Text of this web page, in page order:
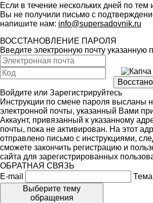
Если в течение нескольких дней по
Вы не получили письмо с
напишите нам: info@supersadovnik.ru
ВОССТАНОВЛЕНИЕ ПАРОЛЯ
Введите электронную почту указанную
Войдите или Зарегистрируйтесь
Инструкции по смене пароля высланы
электронной почты, указанный Вами
Аккаунт, привязанный к указанному
почты, пока не активирован. На этот
отправлено письмо с инструкциями,
сможете закончить регистрацию и
сайта для зарегистрированных
ОБРАТНАЯ СВЯЗЬ
E-mail
Выберите тему
обращения